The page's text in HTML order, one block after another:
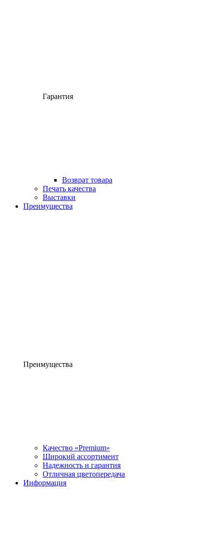
Гарантия
Возврат товара
Печать качества
Выставки
Преимущества
Преимущества
Качество «Premium»
Широкий ассортимент
Надежность и гарантия
Отличная цветопередача
Информация